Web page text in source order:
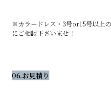
※カラードレス・3号or15号以上
にご相談下さいませ！
06.お見積り